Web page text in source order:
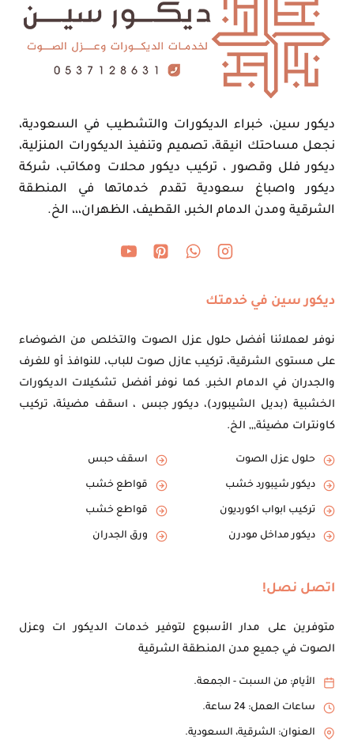
ديكور سين، خبراء الديكورات والتشطيب في السعودية،
نجعل مساحتك انيقة، تصميم وتنفيذ الديكورات المنزلية،
ديكور فلل وقصور ، تركيب ديكور محلات ومكاتب، شركة
ديكور واصباغ سعودية تقدم خدماتها في المنطقة
الشرقية ومدن الدمام الخبر، القطيف، الظهران،،، الخ.
ديكور سين في خدمتك
نوفر لعملائنا أفضل حلول عزل الصوت والتخلص من الضوضاء
على مستوى الشرقية، تركيب عازل صوت للباب، للنوافذ أو للغرف
والجدران في الدمام الخبر. كما نوفر أفضل تشكيلات الديكورات
الخشبية (بديل الشيبورد)، ديكور جبس ، اسقف مضيئة، تركيب
كاونترات مضيئة,,, الخ.
حلول عزل الصوت اسقف حبس
ديكور شيبورد خشب قواطع خشب
تركيب ابواب اكورديون قواطع خشب
ديكور مداخل مودرن ورق الجدران
اتصل نصل!
متوفرين على مدار الأسبوع لتوفير خدمات الديكور ات وعزل
الصوت في جميع مدن المنطقة الشرقية
الأيام: من السبت - الجمعة.
ساعات العمل: 24 ساعة.
العنوان: الشرقية، السعودية.